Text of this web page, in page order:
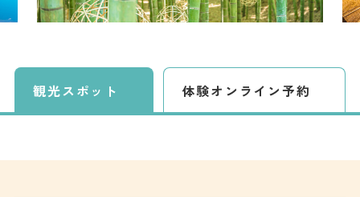
観光スポット 体験オンライン予約